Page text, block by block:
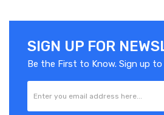
SIGN UP FOR
Be the First to Know. Sign up